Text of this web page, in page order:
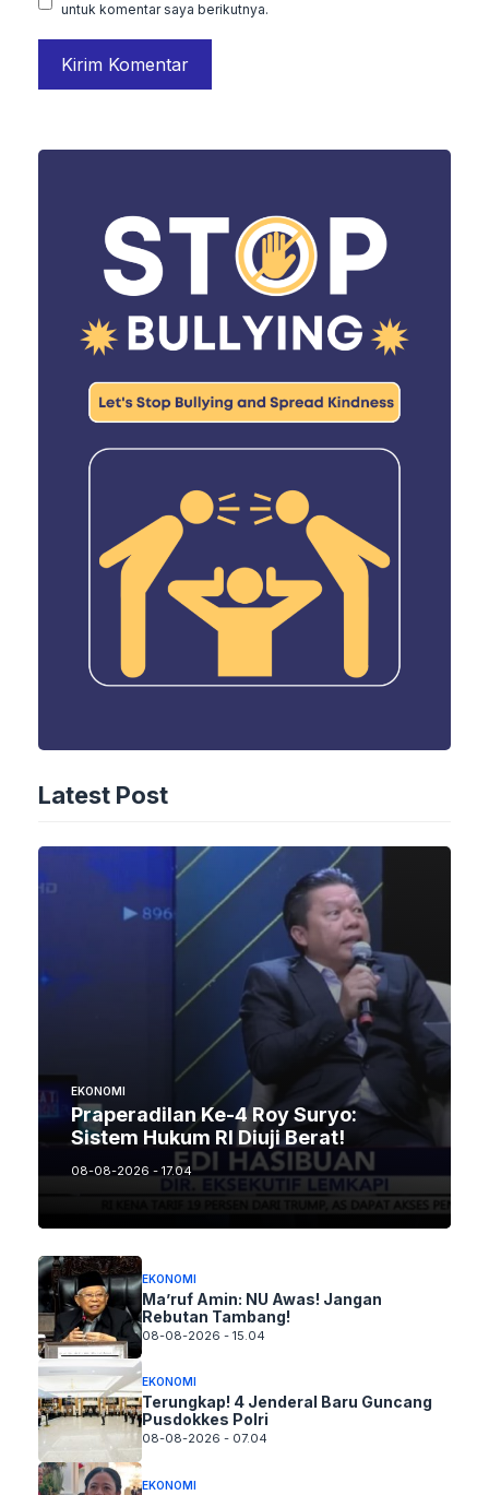
untuk komentar saya berikutnya.
Latest Post
EKONOMI
Praperadilan Ke-4 Roy Suryo:
Sistem Hukum RI Diuji Berat!
08-08-2026 - 17.04
EKONOMI
Ma’ruf Amin: NU Awas! Jangan
Rebutan Tambang!
08-08-2026 - 15.04
EKONOMI
Terungkap! 4 Jenderal Baru Guncang
Pusdokkes Polri
08-08-2026 - 07.04
EKONOMI